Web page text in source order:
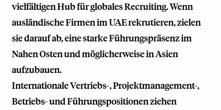
vielfältigen Hub für globales Recruiting. Wenn
ausländische Firmen im UAE rekrutieren, zielen
sie darauf ab, eine starke Führungspräsenz im
Nahen Osten und möglicherweise in Asien
aufzubauen.
Internationale Vertriebs-, Projektmanagement-,
Betriebs- und Führungspositionen ziehen